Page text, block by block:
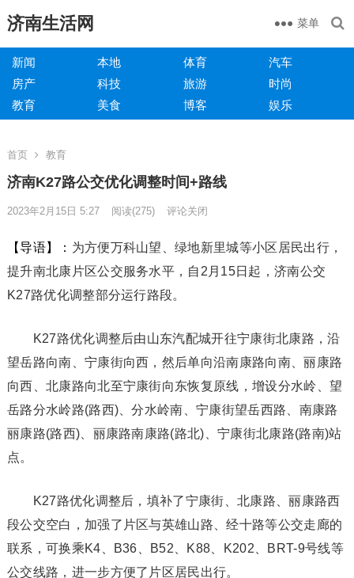
济南生活网 菜单
新闻 本地 体育
汽车
房产
科技 旅游
时尚
教育
美食 博客 娱乐
首页 教育
济南K27路公交优化调整时间+路线
2023年2月15日 5:27 阅读(275) 评论关闭
【导语】： 为方便万科山望、绿地新里城等小区居民出行，
提升南北康片区公交服务水平，自2月15日起，济南公交
K27路优化调整部分运行路段。
K27路优化调整后由山东汽配城开往宁康街北康路，沿
望岳路向南、宁康街向西，然后单向沿南康路向南、丽康路
向西、北康路向北至宁康街向东恢复原线，增设分水岭、望
岳路分水岭路(路西)、分水岭南、宁康街望岳西路、南康路
丽康路(路西)、丽康路南康路(路北)、宁康街北康路(路南)站
点。
K27路优化调整后，填补了宁康街、北康路、丽康路西
段公交空白，加强了片区与英雄山路、经十路等公交走廊的
联系，可换乘K4、B36、B52、K88、K202、BRT-9号线等
公交线路，进一步方便了片区居民出行。